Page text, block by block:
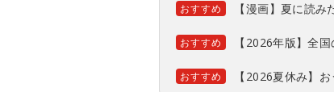
おすすめ 【漫画】夏に読
おすすめ 【2026年版】全
おすすめ 【2026夏休み】